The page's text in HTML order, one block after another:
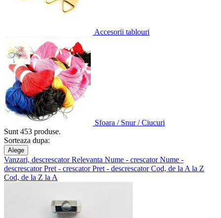
Accesorii tablouri
Sfoara / Snur / Ciucuri
Sunt 453 produse.
Sorteaza dupa:
Alege
Vanzari, descrescatorRelevanta Nume - crescatorNume -
descrescatorPret - crescatorPret - descrescatorCod, de la A la Z
Cod, de la Z la A